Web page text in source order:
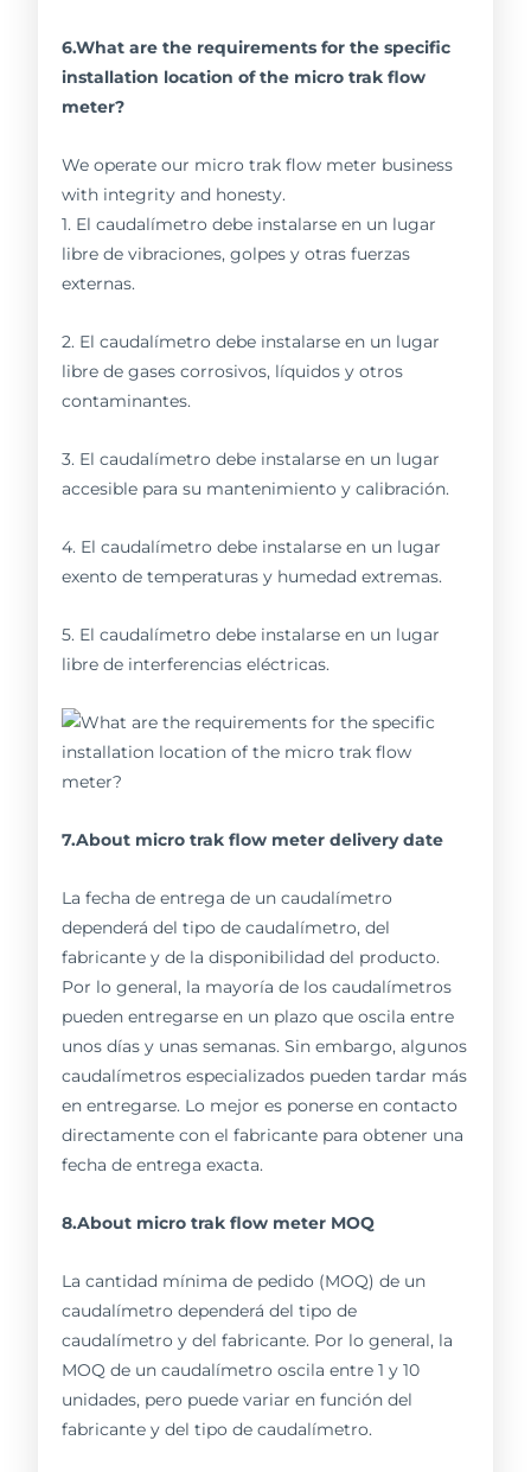
6.What are the requirements for the specific
installation location of the micro trak flow
meter?
We operate our micro trak flow meter business
with integrity and honesty.
1. El caudalímetro debe instalarse en un lugar
libre de vibraciones, golpes y otras fuerzas
externas.
2. El caudalímetro debe instalarse en un lugar
libre de gases corrosivos, líquidos y otros
contaminantes.
3. El caudalímetro debe instalarse en un lugar
accesible para su mantenimiento y calibración.
4. El caudalímetro debe instalarse en un lugar
exento de temperaturas y humedad extremas.
5. El caudalímetro debe instalarse en un lugar
libre de interferencias eléctricas.
7.About micro trak flow meter delivery date
La fecha de entrega de un caudalímetro
dependerá del tipo de caudalímetro, del
fabricante y de la disponibilidad del producto.
Por lo general, la mayoría de los caudalímetros
pueden entregarse en un plazo que oscila entre
unos días y unas semanas. Sin embargo, algunos
caudalímetros especializados pueden tardar más
en entregarse. Lo mejor es ponerse en contacto
directamente con el fabricante para obtener una
fecha de entrega exacta.
8.About micro trak flow meter MOQ
La cantidad mínima de pedido (MOQ) de un
caudalímetro dependerá del tipo de
caudalímetro y del fabricante. Por lo general, la
MOQ de un caudalímetro oscila entre 1 y 10
unidades, pero puede variar en función del
fabricante y del tipo de caudalímetro.